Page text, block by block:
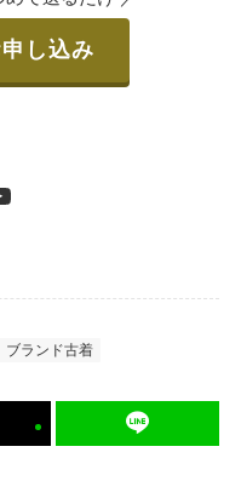
/ 入金
。買取金額にご納
の入金が可能で
し込み
ブ
ブランド古着